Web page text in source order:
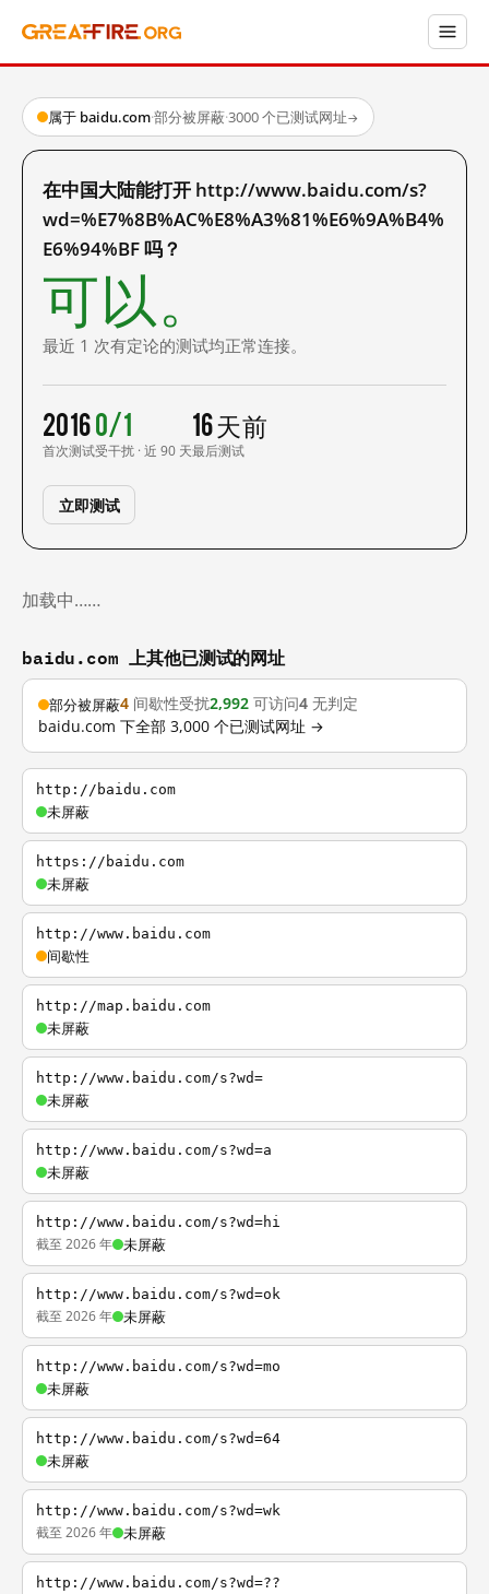
属于 baidu.com·部分被屏蔽·3000 个已测试网址→
在中国大陆能打开 http://www.baidu.com/s?
wd=%E7%8B%AC%E8%A3%81%E6%9A%B4%
E6%94%BF 吗？
可以。
最近 1 次有定论的测试均正常连接。
2016
首次测试
0/1
受干扰 · 近 90 天
16 天前
最后测试
立即测试
加载中……
baidu.com 上其他已测试的网址
部分被屏蔽4 间歇性受扰2,992 可访问4 无判定
baidu.com 下全部 3,000 个已测试网址 →
http://baidu.com
未屏蔽
https://baidu.com
未屏蔽
http://www.baidu.com
间歇性
http://map.baidu.com
未屏蔽
http://www.baidu.com/s?wd=
未屏蔽
http://www.baidu.com/s?wd=a
未屏蔽
http://www.baidu.com/s?wd=hi
截至 2026 年 未屏蔽
http://www.baidu.com/s?wd=ok
截至 2026 年 未屏蔽
http://www.baidu.com/s?wd=mo
未屏蔽
http://www.baidu.com/s?wd=64
未屏蔽
http://www.baidu.com/s?wd=wk
截至 2026 年 未屏蔽
http://www.baidu.com/s?wd=??